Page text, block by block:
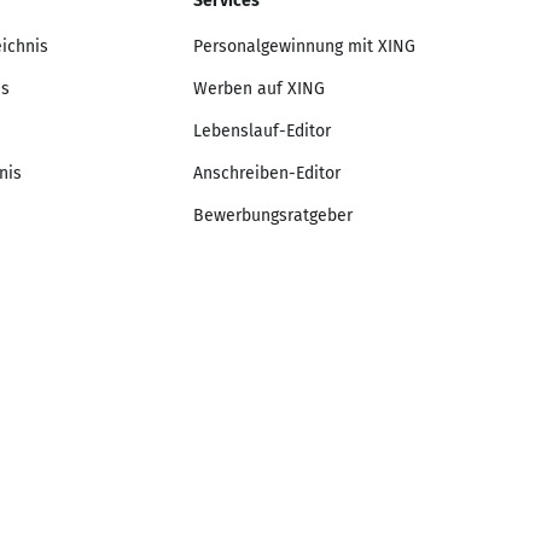
Personalgewinnung mit XING
Werben auf XING
Lebenslauf-Editor
Anschreiben-Editor
Bewerbungsratgeber